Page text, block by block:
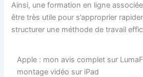
Ainsi, une formation en ligne
être très utile pour s’approprier
structurer une méthode de travail
Apple : mon avis complet sur
montage vidéo sur iPad